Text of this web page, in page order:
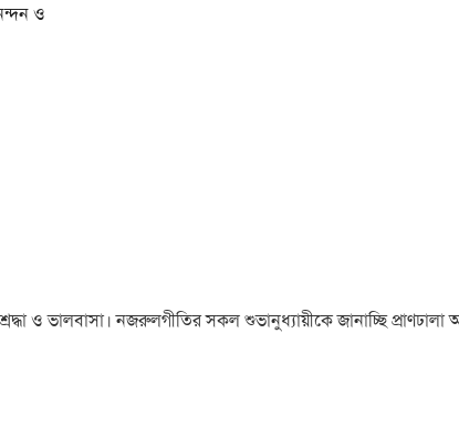
ও
ও ভালবাসা। নজরুলগীতির সকল শুভানুধ্যায়ীকে জানাচ্ছি